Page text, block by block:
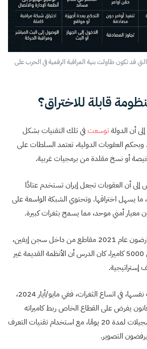
التي قد تكون طاولت بنية المراقبة الرقمية في الحرب على
قابلة للاختراق؟
إلى أن الدولةتوسعتفي تلك التقنيات بشكل
العقوبات الدولية، تعتمد السلطات على
أو نسخ مقلدة من برمجيات غربية.
أن العقوبات تجعل إيران تستخدم عتادًا
يسهل اختراقها. وتحتوي الشبكة الواسعة على
معيار أمني موحد، مما يسمح بثغرات كبيرة.
قراصنة معارضون عام 2021 مقاطع من داخل سجن إيفين،
وأعلنوا عام 2022 اختراق 5000 كاميرا، كان الدرس أن الأنظمة القديمة غير
في اتساع الثغرات، ففي مايو/أيار 2024،
يفرض على القطاع الخاص ربط كاميراته
بشبكة الشرطة وإبقاء التسجيلات لمدة 20 يومًا، مع استخدام تقنيات التعرف
التصوير.